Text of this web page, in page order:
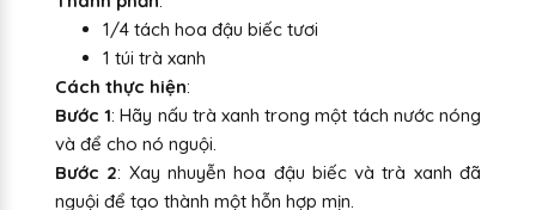
1/4 tách hoa đậu biếc tươi
1 túi trà xanh
Cách thực hiện:
Bước 1: Hãy nấu trà xanh trong một tách nước nóng
và để cho nó nguội.
Bước 2: Xay nhuyễn hoa đậu biếc và trà xanh đã
nguội để tạo thành một hỗn hợp mịn.